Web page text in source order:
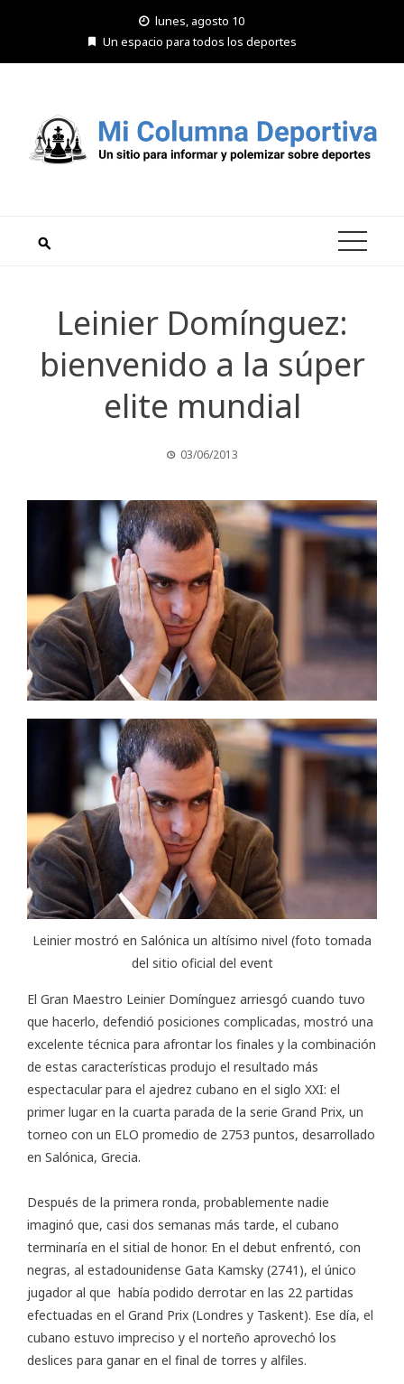
lunes, agosto 10
Un espacio para todos los deportes
Leinier Domínguez:
bienvenido a la súper
elite mundial
03/06/2013
Leinier mostró en Salónica un altísimo nivel (foto tomada
del sitio oficial del event
El Gran Maestro Leinier Domínguez arriesgó cuando tuvo
que hacerlo, defendió posiciones complicadas, mostró una
excelente técnica para afrontar los finales y la combinación
de estas características produjo el resultado más
espectacular para el ajedrez cubano en el siglo XXI: el
primer lugar en la cuarta parada de la serie Grand Prix, un
torneo con un ELO promedio de 2753 puntos, desarrollado
en Salónica, Grecia.
Después de la primera ronda, probablemente nadie
imaginó que, casi dos semanas más tarde, el cubano
terminaría en el sitial de honor. En el debut enfrentó, con
negras, al estadounidense Gata Kamsky (2741), el único
jugador al que había podido derrotar en las 22 partidas
efectuadas en el Grand Prix (Londres y Taskent). Ese día, el
cubano estuvo impreciso y el norteño aprovechó los
deslices para ganar en el final de torres y alfiles.